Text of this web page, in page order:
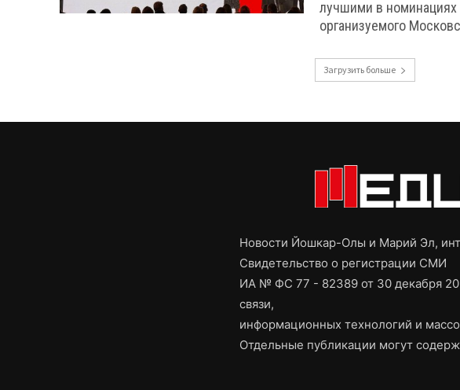
лучшими в номинациях
организуемого
Загрузить больше
Новости Йошкар-Олы и Марий Эл,
Свидетельство о регистрации СМИ
ИА № ФС 77 - 82389 от 30 декабря
связи,
информационных технологий и
Отдельные публикации могут